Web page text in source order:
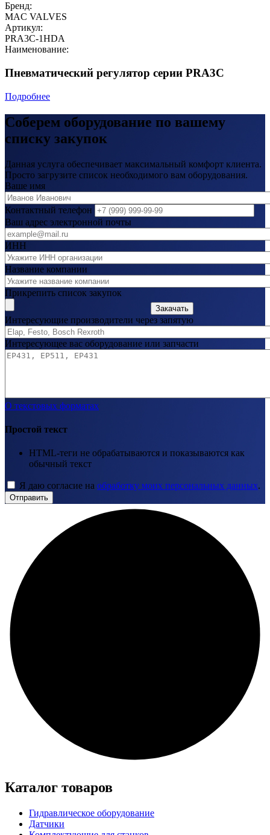
Бренд:
MAC VALVES
Артикул:
PRA3C-1HDA
Наименование:
Пневматический регулятор серии PRA3C
Подробнее
Соберем оборудование по вашему
списку закупок
Данная услуга обеспечивает максимальный комфорт клиента.
Просто загрузите список необходимого вам оборудования.
Ваше имя
Контактный телефон
Ваш адрес электронной почты
ИНН
Название компании
Прикрепить список закупок
Закачать
Интересующие производители через запятую
Интересующее вас оборудование или запчасти
О текстовых форматах
Простой текст
HTML-теги не обрабатываются и показываются как
обычный текст
Я даю согласие на обработку моих персональных данных.
Отправить
Каталог товаров
Гидравлическое оборудование
Датчики